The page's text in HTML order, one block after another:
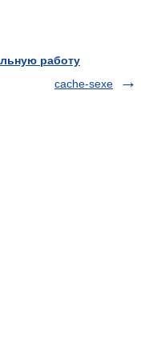
работу
cache-sexe